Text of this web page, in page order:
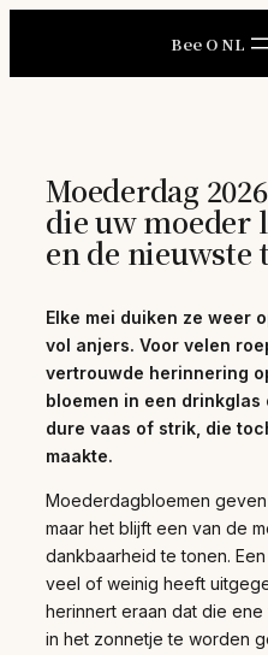
Bee O NL
Moederdag
die uw moeder
en de nieuwste
Elke mei duiken ze weer
vol anjers. Voor velen
vertrouwde herinnering
bloemen in een
dure vaas of strik, die
maakte.
Moederdagbloemen geven
maar het blijft een van de
dankbaarheid te tonen.
veel of weinig heeft
herinnert eraan dat die
in het zonnetje te worden